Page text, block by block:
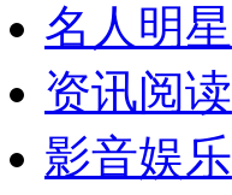
名人明星
资讯阅读
影音娱乐